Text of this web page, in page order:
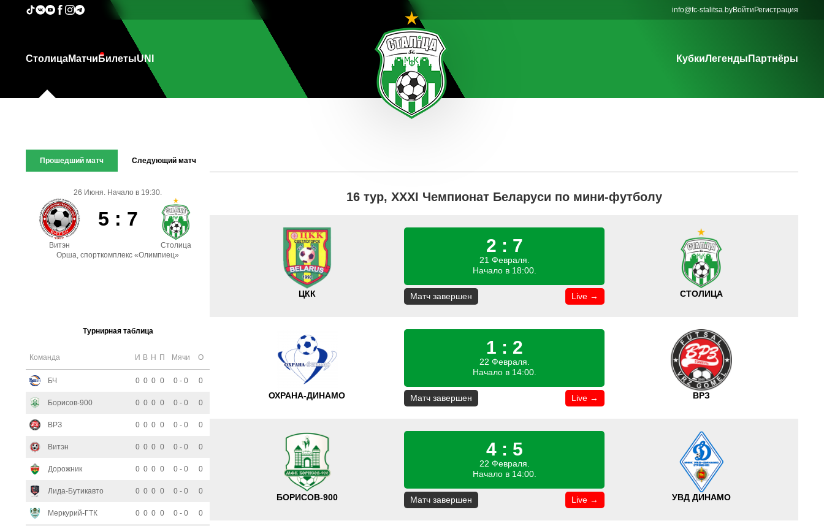
info@fc-stalitsa.byВойти Регистрация
СтолицаМатчи БилетыUNI КубкиЛегенды Партнёры
Прошедший матч Следующий матч
26 Июня. Начало в 19:30.
5 : 7
Витэн
Столица
Орша, спорткомплекс «Олимпиец»
Турнирная таблица
Команда И В Н П Мячи О
БЧ 0 0 0 0 0 - 0 0
Борисов-900 0 0 0 0 0 - 0 0
ВРЗ 0 0 0 0 0 - 0 0
Витэн 0 0 0 0 0 - 0 0
Дорожник 0 0 0 0 0 - 0 0
Лида-Бутикавто 0 0 0 0 0 - 0 0
Меркурий-ГТК 0 0 0 0 0 - 0 0
16 тур, XXXI Чемпионат Беларуси по мини-футболу
ЦКК
2 : 7
21 Февраля.
Начало в 18:00.
Live →
Матч завершен СТОЛИЦА
ОХРАНА-ДИНАМО
1 : 2
22 Февраля.
Начало в 14:00.
Live →
Матч завершен ВРЗ
БОРИСОВ-900
4 : 5
22 Февраля.
Начало в 14:00.
Live →
Матч завершен УВД ДИНАМО